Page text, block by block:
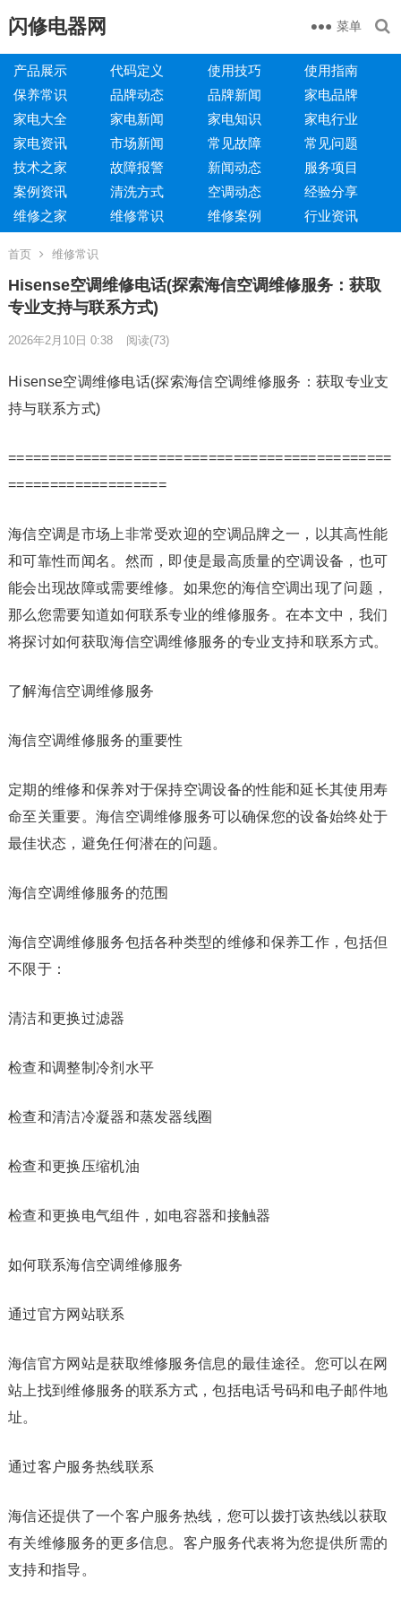
闪修电器网 菜单
产品展示 代码定义 使用技巧
使用指南
保养常识
品牌动态 品牌新闻
家电品牌
家电大全
家电新闻 家电知识
家电行业
家电资讯
市场新闻 常见故障
常见问题
技术之家
故障报警 新闻动态
服务项目
案例资讯
清洗方式 空调动态
经验分享
维修之家
维修常识 维修案例 行业资讯
首页 维修常识
Hisense空调维修电话(探索海信空调维修服务：获取
专业支持与联系方式)
2026年2月10日 0:38 阅读(73)
Hisense空调维修电话(探索海信空调维修服务：获取专业支
持与联系方式)
==============================================
===================
海信空调是市场上非常受欢迎的空调品牌之一，以其高性能
和可靠性而闻名。然而，即使是最高质量的空调设备，也可
能会出现故障或需要维修。如果您的海信空调出现了问题，
那么您需要知道如何联系专业的维修服务。在本文中，我们
将探讨如何获取海信空调维修服务的专业支持和联系方式。
了解海信空调维修服务
海信空调维修服务的重要性
定期的维修和保养对于保持空调设备的性能和延长其使用寿
命至关重要。海信空调维修服务可以确保您的设备始终处于
最佳状态，避免任何潜在的问题。
海信空调维修服务的范围
海信空调维修服务包括各种类型的维修和保养工作，包括但
不限于：
清洁和更换过滤器
检查和调整制冷剂水平
检查和清洁冷凝器和蒸发器线圈
检查和更换压缩机油
检查和更换电气组件，如电容器和接触器
如何联系海信空调维修服务
通过官方网站联系
海信官方网站是获取维修服务信息的最佳途径。您可以在网
站上找到维修服务的联系方式，包括电话号码和电子邮件地
址。
通过客户服务热线联系
海信还提供了一个客户服务热线，您可以拨打该热线以获取
有关维修服务的更多信息。客户服务代表将为您提供所需的
支持和指导。